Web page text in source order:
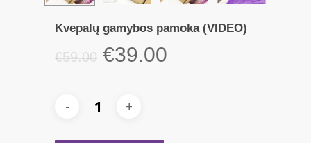
Kvepalų gamybos pamoka (VIDEO)
€59.00 Original
€59.00.
€39.00